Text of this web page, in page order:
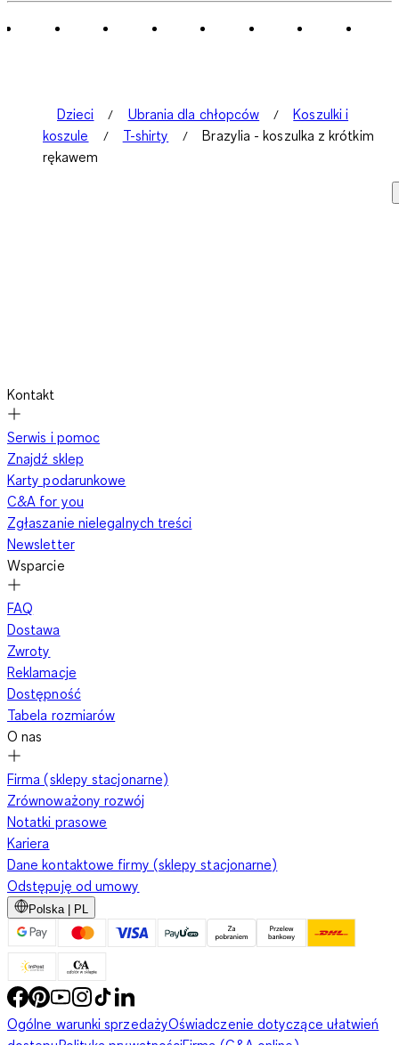
Dzieci Ubrania dla chłopców
Koszulki i
koszule
T-shirty
Brazylia - koszulka z krótkim
rękawem
Kontakt
Serwis i pomoc
Znajdź sklep
Karty podarunkowe
C&A for you
Zgłaszanie nielegalnych treści
Newsletter
Wsparcie
FAQ
Dostawa
Zwroty
Reklamacje
Dostępność
Tabela rozmiarów
O nas
Firma (sklepy stacjonarne)
Zrównoważony rozwój
Notatki prasowe
Kariera
Dane kontaktowe firmy (sklepy stacjonarne)
Odstępuję od umowy
Polska | PL
Ogólne warunki sprzedażyOświadczenie dotyczące ułatwień